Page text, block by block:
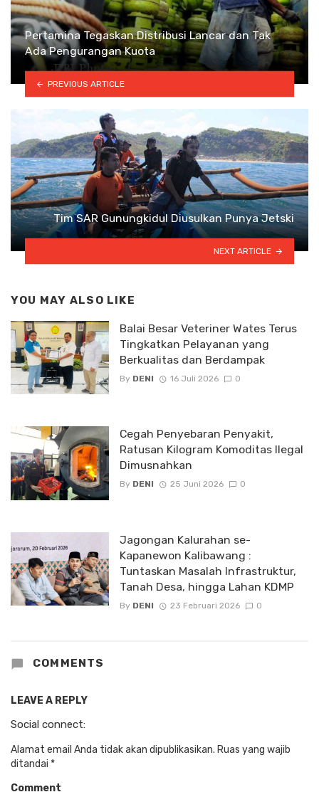
Pertamina Tegaskan Distribusi Lancar dan Tak
Ada Pengurangan Kuota
PREVIOUS ARTICLE
Tim SAR Gunungkidul Diusulkan Punya Jetski
NEXT ARTICLE
YOU MAY ALSO LIKE
Balai Besar Veteriner Wates Terus
Tingkatkan Pelayanan yang
Berkualitas dan Berdampak
By DENI 16 Juli 2026 0
Cegah Penyebaran Penyakit,
Ratusan Kilogram Komoditas Ilegal
Dimusnahkan
By DENI 25 Juni 2026 0
Jagongan Kalurahan se-
Kapanewon Kalibawang :
Tuntaskan Masalah Infrastruktur,
Tanah Desa, hingga Lahan KDMP
By DENI 23 Februari 2026 0
COMMENTS
LEAVE A REPLY
Social connect:
Alamat email Anda tidak akan dipublikasikan. Ruas yang wajib
ditandai *
Comment